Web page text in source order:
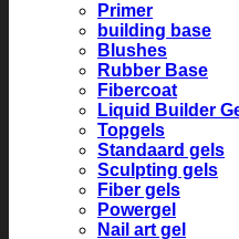
Primer
building base
Blushes
Rubber Base
Fibercoat
Liquid Builder
Topgels
Standaard gels
Sculpting gels
Fiber gels
Powergel
Nail art gel